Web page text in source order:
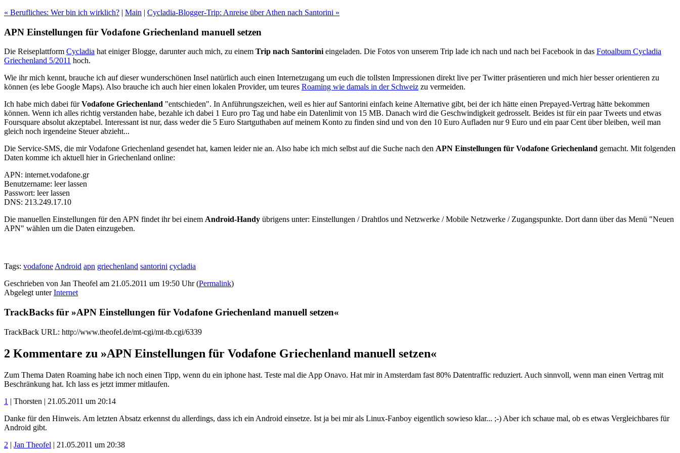
« Berufliches: Wer bin ich wirklich? | Main | Cycladia-Blogger-Trip: Anreise über Athen nach Santorini »
APN Einstellungen für Vodafone Griechenland manuell setzen
Die Reiseplattform Cycladia hat einiger Blogge, darunter auch mich, zu einem Trip nach Santorinieingeladen. Die Fotos von unserem Trip lade ich nach und nach bei Facebook in das Fotoalbum Cycladia
Griechenland 5/2011 hoch.
Wie ihr mich kennt, brauche ich auf dieser wunderschönen Insel natürlich auch einen Internetzugang um euch die tollsten Impressionen direkt live per Twitter präsentieren und mich hier besser orientieren zu
können (es lebe Google Maps). Also brauche ich auch hier einen lokalen Provider, um teures Roaming wie damals in der Schweiz zu vermeiden.
Ich habe mich dabei fürVodafone Griechenland "entschieden". In Anführungszeichen, weil es hier auf Santorini einfach keine Alternative gibt, bei der ich hätte einen Prepayed-Vertrag hätte bekommen
können. Wenn ich alles richtig verstanden habe, bezahle ich dabei 1 Euro pro Tag und habe ein Datenlimit von 15 MB. Danach wird die Geschwindigkeit gedrosselt. Beides ist für ein paar Tweets und etwas
Foursquare absolut akzeptabel. Interessant ist nur, dass weder die 5 Euro Startguthaben auf meinem Konto zu finden sind und von den 10 Euro Aufladen nur 9 Euro und ein paar Cent über bleiben, weil man
gleich noch irgendeine Steuer abzieht...
Die Service-SMS, die mir Vodafone Griechenland gesendet hat, kamen leider nie an. Also habe ich mich selbst auf die Suche nach den APN Einstellungen für Vodafone Griechenland gemacht. Mit folgenden
Daten komme ich aktuell hier in Griechenland online:
APN: internet.vodafone.gr
Benutzername: leer lassen
Passwort: leer lassen
DNS: 213.249.17.10
Die manuellen Einstellungen für den APN findet ihr bei einem Android-Handy übrigens unter: Einstellungen / Drahtlos und Netzwerke / Mobile Netzwerke / Zugangspunkte. Dort dann über das Menü "Neuen
APN" wählen um die Daten einzugeben.
Tags: vodafoneAndroid apn griechenland santorini cycladia
Geschrieben von Jan Theofel am 21.05.2011 um 19:50 Uhr (Permalink)
Abgelegt unterInternet
TrackBacks für »APN Einstellungen für Vodafone Griechenland manuell setzen«
TrackBack URL: http://www.theofel.de/mt-cgi/mt-tb.cgi/6339
2 Kommentare zu »APN Einstellungen für Vodafone Griechenland manuell setzen«
Zum Thema Daten Roaming habe ich noch einen Tipp, wenn du ein iphone hast. Teste mal die App Onavo. Hat mir in Amsterdam fast 80% Datentraffic reduziert. Auch sinnvoll, wenn man einen Vertrag mit
Beschränkung hat. Ich lass es jetzt immer mitlaufen.
1 | Thorsten | 21.05.2011 um 20:14
Danke für den Hinweis. Am letzten Absatz erkennst du allerdings, dass ich ein Android einsetze. Ist ja bei mir als Linux-Fanboy eigentlich sowieso klar... ;-) Aber ich schaue mal, ob es etwas Vergleichbares für
Android gibt.
2 | Jan Theofel | 21.05.2011 um 20:38